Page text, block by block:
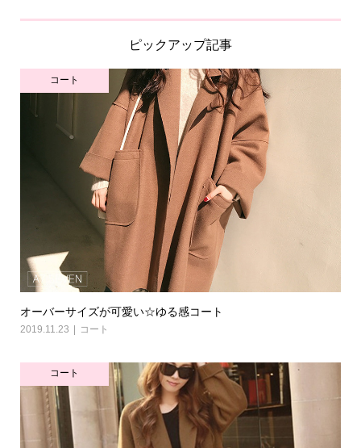
ピックアップ記事
コート
オーバーサイズが可愛い☆ゆる感コート
2019.11.23 コート
コート